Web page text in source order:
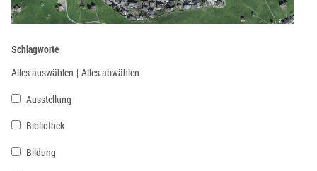
Schlagworte
Alles auswählen | Alles abwählen
Ausstellung
Bibliothek
Bildung